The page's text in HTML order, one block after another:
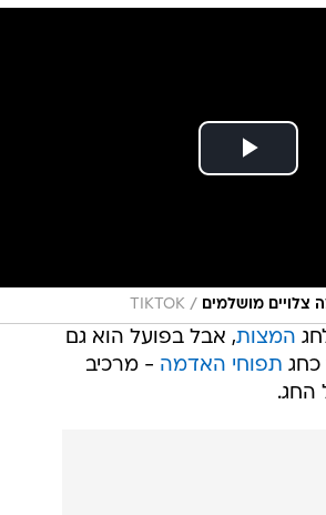
צלויים מושלמים /
TIKTOK
המצות, אבל בפועל הוא גם
כחג תפוחי האדמה - מרכיב
החג.